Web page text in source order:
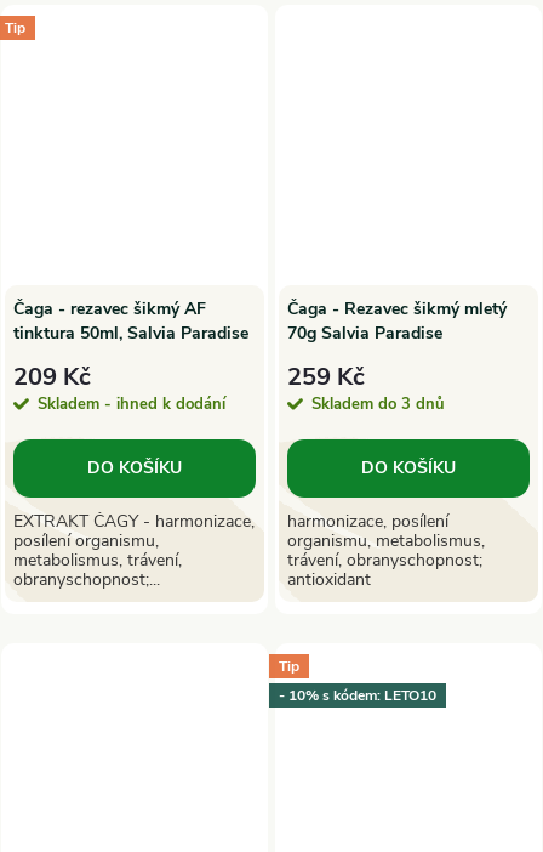
Tip
Čaga - rezavec šikmý AF
tinktura 50ml, Salvia Paradise
209 Kč
Skladem - ihned k dodání
DO KOŠÍKU
EXTRAKT ČAGY - harmonizace,
posílení organismu,
metabolismus, trávení,
obranyschopnost;...
Čaga - Rezavec šikmý mletý
70g Salvia Paradise
259 Kč
Skladem do 3 dnů
DO KOŠÍKU
harmonizace, posílení
organismu, metabolismus,
trávení, obranyschopnost;
antioxidant
Tip
- 10% s kódem: LETO10